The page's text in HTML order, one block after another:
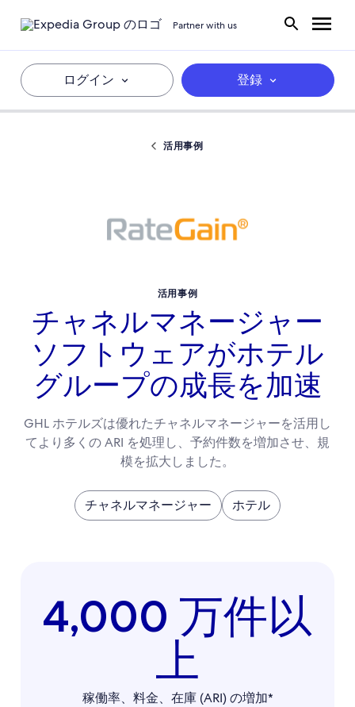
Partner with us
ログイン 登録
活用事例
活用事例
チャネルマネージャー
ソフトウェアがホテル
グループの成長を加速
GHL ホテルズは優れたチャネルマネージャーを活用し
てより多くの ARI を処理し、予約件数を増加させ、規
模を拡大しました。
チャネルマネージャー ホテル
4,000 万件以
上
稼働率、料金、在庫 (ARI) の増加*